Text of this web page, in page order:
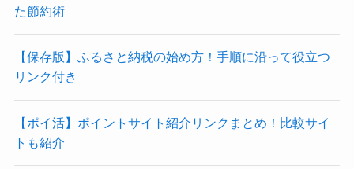
た節約術
【保存版】ふるさと納税の始め方！手順に沿って役立つ
リンク付き
【ポイ活】ポイントサイト紹介リンクまとめ！比較サイ
トも紹介